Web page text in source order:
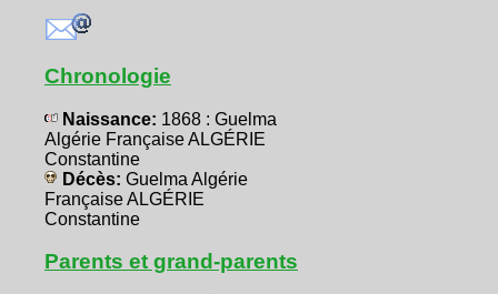
Chronologie
Naissance: 1868 : Guelma
Algérie Française ALGÉRIE
Constantine
Décès: Guelma Algérie
Française ALGÉRIE
Constantine
Parents et grand-parents